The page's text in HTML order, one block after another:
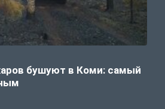
бушуют в Коми: самый